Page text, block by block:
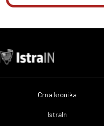
Crna kronika
IstraIn